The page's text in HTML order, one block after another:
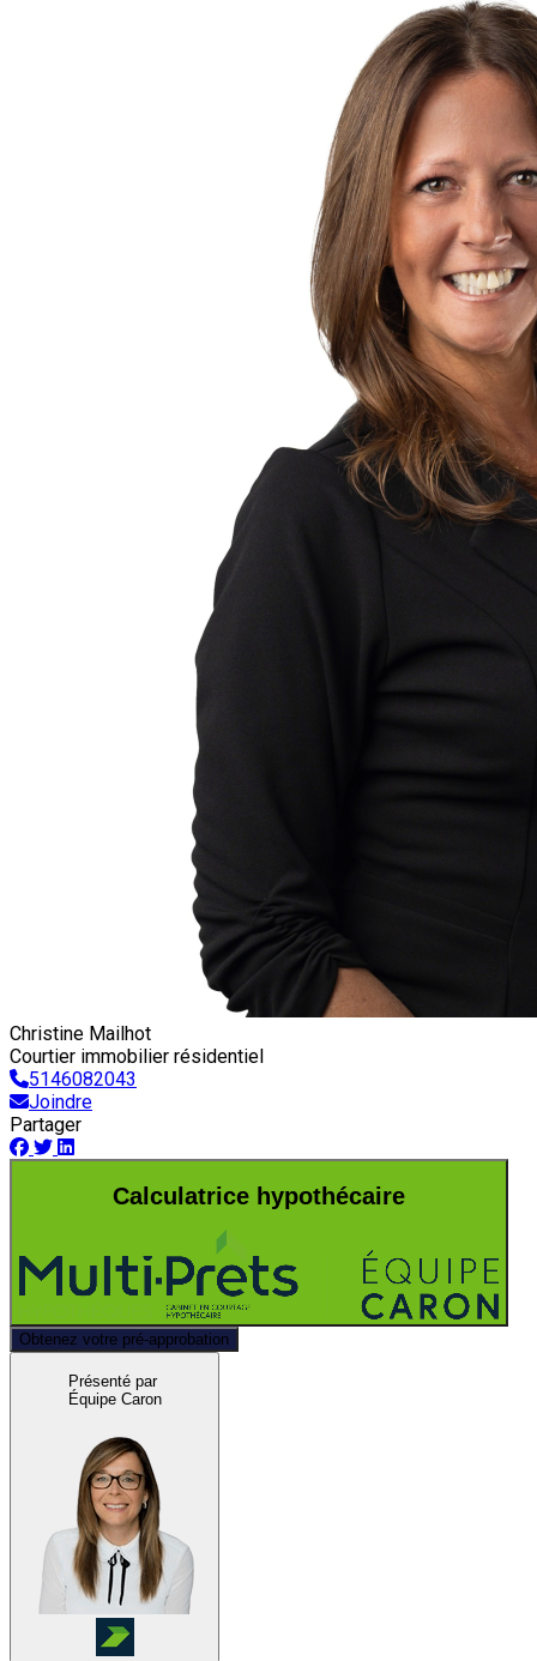
Christine Mailhot
Courtier immobilier résidentiel
5146082043
Joindre
Partager
Calculatrice hypothécaire
Obtenez votre pré-approbation
Présenté par
Équipe Caron